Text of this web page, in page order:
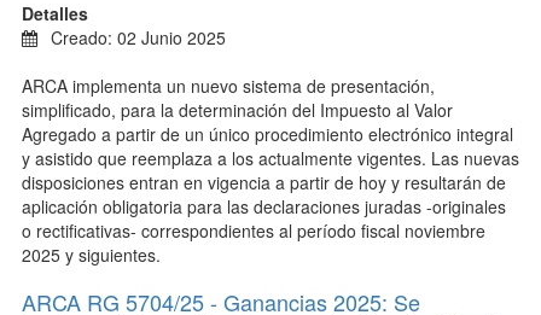
Detalles
Creado: 02 Junio 2025
ARCA implementa un nuevo sistema de presentación,
simplificado, para la determinación del Impuesto al Valor
Agregado a partir de un único procedimiento electrónico integral
y asistido que reemplaza a los actualmente vigentes. Las nuevas
disposiciones entran en vigencia a partir de hoy y resultarán de
aplicación obligatoria para las declaraciones juradas -originales
o rectificativas- correspondientes al período fiscal noviembre
2025 y siguientes.
ARCA RG 5704/25 - Ganancias 2025: Se